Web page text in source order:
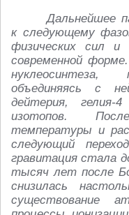
Дальнейшее
к следующему
физических сил
современной
объединяясь с
дейтерия, гелия-
изотопов.
температуры и
следующий
гравитация стала
тысяч лет после
снизилась
существование